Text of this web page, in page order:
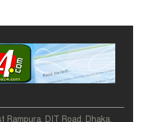
Rampura, DIT Road, Dhaka,